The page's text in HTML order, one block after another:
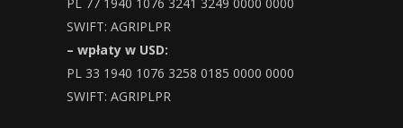
SWIFT: AGRIPLPR
– wpłaty w USD:
PL 33 1940 1076 3258 0185 0000 0000
SWIFT: AGRIPLPR